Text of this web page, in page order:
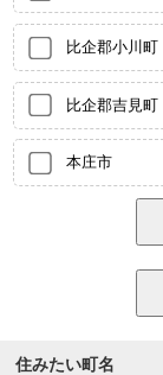
比企郡小川町
比企郡吉見町
本庄市
住みたい町名